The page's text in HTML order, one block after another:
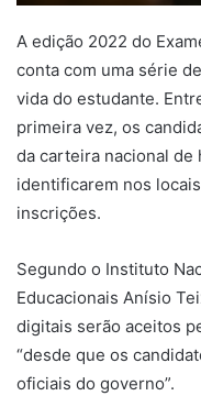
A edição 2022 do
conta com uma série
vida do estudante.
primeira vez, os
da carteira nacional de
identificarem nos
inscrições.
Segundo o Instituto
Educacionais Anísio
digitais serão aceitos
“desde que os
oficiais do governo”.